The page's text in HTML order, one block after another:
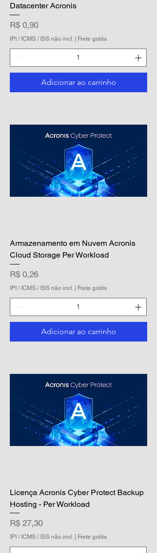
Datacenter Acronis
Preço
R$ 0,90
IPI / ICMS / ISS não incl. | Frete grátis
Adicionar ao carrinho
Armazenamento em Nuvem Acronis
Cloud Storage Per Workload
Preço
R$ 0,26
IPI / ICMS / ISS não incl. | Frete grátis
Adicionar ao carrinho
Licença Acronis Cyber Protect Backup
Hosting - Per Workload
Preço
R$ 27,30
IPI / ICMS / ISS não incl.| Frete grátis